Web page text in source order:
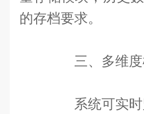
的存档要求。
三、多维度
系统可实时